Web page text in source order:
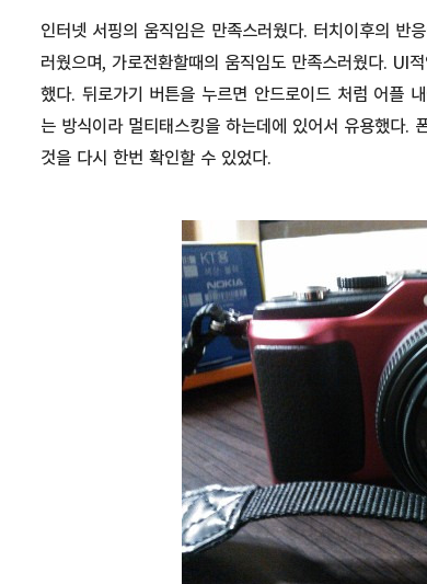
인터넷 서핑의 움직임은 만족스러웠다. 터치이후의 반
러웠으며, 가로전환할때의 움직임도 만족스러웠다. UI
했다. 뒤로가기 버튼을 누르면 안드로이드 처럼 어플
는 방식이라 멀티태스킹을 하는데에 있어서 유용했다.
것을 다시 한번 확인할 수 있었다.